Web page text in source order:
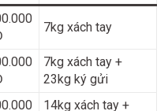
7kg xách tay
7kg xách tay +
23kg ký gửi
14kg xách tay +